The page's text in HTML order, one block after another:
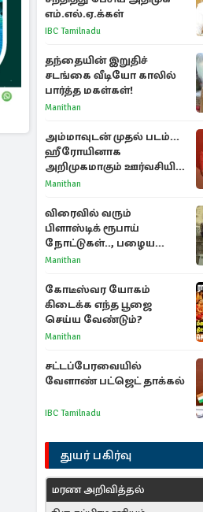
எம்.எல்.ஏ.க்கள்
IBC Tamilnadu
தந்தையின் இறுதிச்
சடங்கை வீடியோ காலில்
பார்த்த மகள்கள்!
Manithan
அம்மாவுடன் முதல் படம்...
ஹீரோயினாக
அறிமுகமாகும் ஊர்வசியின்
மகள் தேஜலட்சுமி!
Manithan
விரைவில் வரும்
பிளாஸ்டிக் ரூபாய்
நோட்டுகள்.., பழைய
காகித நோட்டுகள்
Manithan
கோடீஸ்வர யோகம்
கிடைக்க எந்த பூஜை
செய்ய வேண்டும்?
Manithan
சட்டப்பேரவையில்
வேளாண் பட்ஜெட் தாக்கல்
IBC Tamilnadu
துயர் பகிர்வு
மரண அறிவித்தல்